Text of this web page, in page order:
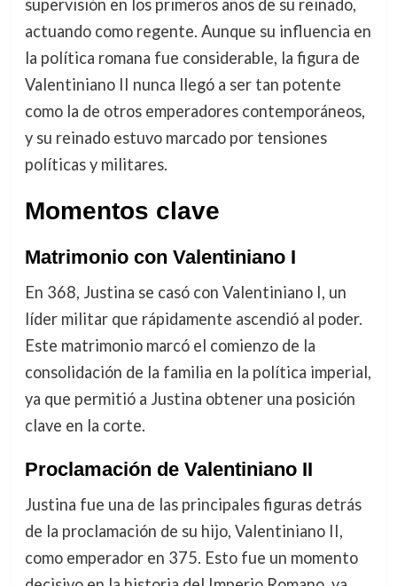
supervisión en los primeros años de su reinado,
actuando como regente. Aunque su influencia en
la política romana fue considerable, la figura de
Valentiniano II nunca llegó a ser tan potente
como la de otros emperadores contemporáneos,
y su reinado estuvo marcado por tensiones
políticas y militares.
Momentos clave
Matrimonio con Valentiniano I
En 368, Justina se casó con Valentiniano I, un
líder militar que rápidamente ascendió al poder.
Este matrimonio marcó el comienzo de la
consolidación de la familia en la política imperial,
ya que permitió a Justina obtener una posición
clave en la corte.
Proclamación de Valentiniano II
Justina fue una de las principales figuras detrás
de la proclamación de su hijo, Valentiniano II,
como emperador en 375. Esto fue un momento